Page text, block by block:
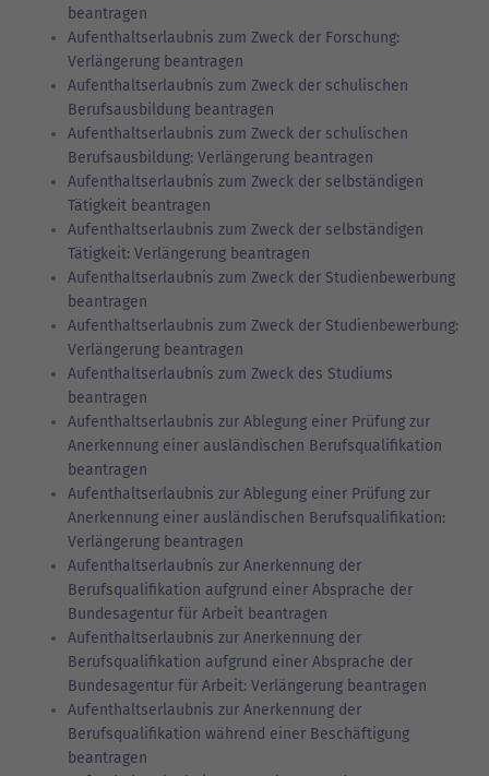
beantragen
Aufenthaltserlaubnis zum Zweck der Forschung:
Verlängerung beantragen
Aufenthaltserlaubnis zum Zweck der schulischen
Berufsausbildung beantragen
Aufenthaltserlaubnis zum Zweck der schulischen
Berufsausbildung: Verlängerung beantragen
Aufenthaltserlaubnis zum Zweck der selbständigen
Tätigkeit beantragen
Aufenthaltserlaubnis zum Zweck der selbständigen
Tätigkeit: Verlängerung beantragen
Aufenthaltserlaubnis zum Zweck der Studienbewerbung
beantragen
Aufenthaltserlaubnis zum Zweck der Studienbewerbung:
Verlängerung beantragen
Aufenthaltserlaubnis zum Zweck des Studiums
beantragen
Aufenthaltserlaubnis zur Ablegung einer Prüfung zur
Anerkennung einer ausländischen Berufsqualifikation
beantragen
Aufenthaltserlaubnis zur Ablegung einer Prüfung zur
Anerkennung einer ausländischen Berufsqualifikation:
Verlängerung beantragen
Aufenthaltserlaubnis zur Anerkennung der
Berufsqualifikation aufgrund einer Absprache der
Bundesagentur für Arbeit beantragen
Aufenthaltserlaubnis zur Anerkennung der
Berufsqualifikation aufgrund einer Absprache der
Bundesagentur für Arbeit: Verlängerung beantragen
Aufenthaltserlaubnis zur Anerkennung der
Berufsqualifikation während einer Beschäftigung
beantragen